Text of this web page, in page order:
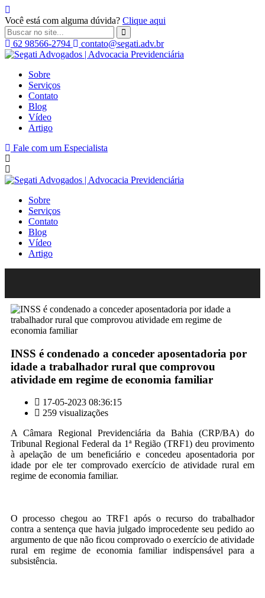
Você está com alguma dúvida? Clique aqui
62 98566-2794
contato@segati.adv.br
Sobre
Serviços
Contato
Blog
Vídeo
Artigo
Fale com um Especialista
Sobre
Serviços
Contato
Blog
Vídeo
Artigo
INSS é condenado a conceder aposentadoria por
idade a trabalhador rural que comprovou
atividade em regime de economia familiar
17-05-2023 08:36:15
259 visualizações
A Câmara Regional Previdenciária da Bahia (CRP/BA) do
Tribunal Regional Federal da 1ª Região (TRF1) deu provimento
à apelação de um beneficiário e concedeu aposentadoria por
idade por ele ter comprovado exercício de atividade rural em
regime de economia familiar.
O processo chegou ao TRF1 após o recurso do trabalhador
contra a sentença que havia julgado improcedente seu pedido ao
argumento de que não ficou comprovado o exercício de atividade
rural em regime de economia familiar indispensável para a
subsistência.